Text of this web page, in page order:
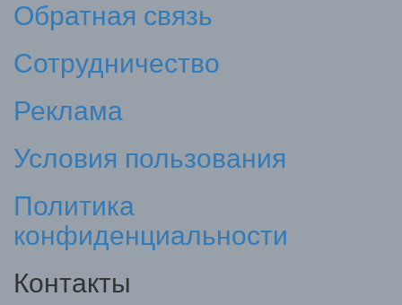
Обратная связь
Сотрудничество
Реклама
Условия пользования
Политика
конфиденциальности
Контакты